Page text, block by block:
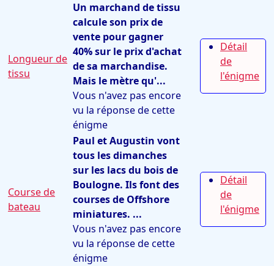
Longueur de
tissu
Un marchand de tissu
calcule son prix de
vente pour gagner
40% sur le prix d'achat
de sa marchandise.
Mais le mètre qu'...
Vous n'avez pas encore
vu la réponse de cette
énigme
Détail
de
l'énigme
Course de
bateau
Paul et Augustin vont
tous les dimanches
sur les lacs du bois de
Boulogne. Ils font des
courses de Offshore
miniatures. ...
Vous n'avez pas encore
vu la réponse de cette
énigme
Détail
de
l'énigme